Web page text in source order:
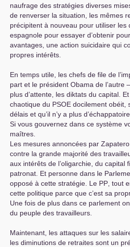
naufrage des stratégies diverses
de renverser la situation, les mêmes
précipitent à nouveau pour utiliser les
espagnole pour essayer d’obtenir
avantages, une action suicidaire qui
propres intérêts.
En temps utile, les chefs de file de
part et le président Obama de l’autre
plus d’attente, les diktats du capital.
chaotique du PSOE docilement obéit,
délais et qu’il n’y a plus
Si vous gouvernez dans ce système
maîtres.
Les mesures annoncées par
contre la grande majorité des
aux intérêts de l’oligarchie, du capital
patronat. Et personne dans le
opposé à cette stratégie. Le PP , tout
cette politique parce que c’est sa
Une fois de plus dans ce parlement
du peuple des travailleurs.
Maintenant, les attaques sur les
les diminutions de retraites sont un